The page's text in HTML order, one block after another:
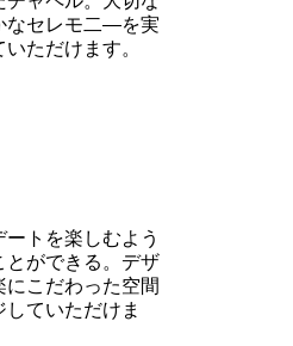
なセレモ二―を実
ただけます。
トを楽しむよう
とができる。デザ
こだわった空間
ていただけま